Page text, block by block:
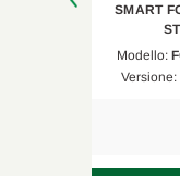
SMART
Modello:
Versione: